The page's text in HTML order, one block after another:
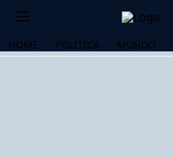
HOME POLÍTICA MUNDO